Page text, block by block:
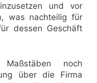
und vor
was nachteilig für
dessen Geschäft
noch
über die Firma